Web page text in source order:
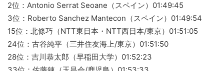
2位：Antonio Serrat Seoane（スペイン）01:49:45
3位：Roberto Sanchez Mantecon（スペイン）01:49:54
15位：北條巧（NTT東日本・NTT西日本/東京）01:51:05
24位：古谷純平（三井住友海上/東京）01:51:50
28位：吉川恭太郎（早稲田大学）01:52:23